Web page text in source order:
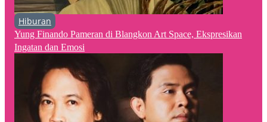
Hiburan
Yung Finando Pameran di Blangkon Art Space, Ekspresikan
Ingatan dan Emosi